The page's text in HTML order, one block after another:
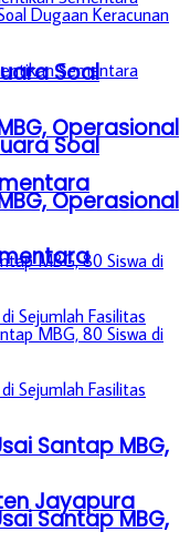
Soal
Operasional
Santap MBG,
Jayapura
Soal
Operasional
Santap MBG,